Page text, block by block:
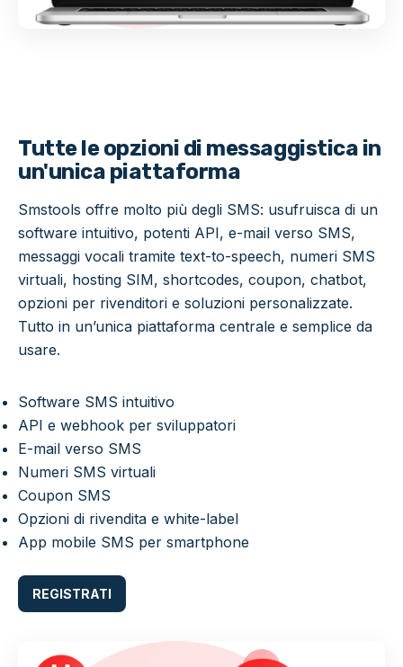
Tutte le opzioni di messaggistica in
un'unica piattaforma
Smstools offre molto più degli SMS: usufruisca di un
software intuitivo, potenti API, e-mail verso SMS,
messaggi vocali tramite text-to-speech, numeri SMS
virtuali, hosting SIM, shortcodes, coupon, chatbot,
opzioni per rivenditori e soluzioni personalizzate.
Tutto in un’unica piattaforma centrale e semplice da
usare.
Software SMS intuitivo
API e webhook per sviluppatori
E-mail verso SMS
Numeri SMS virtuali
Coupon SMS
Opzioni di rivendita e white-label
App mobile SMS per smartphone
REGISTRATI